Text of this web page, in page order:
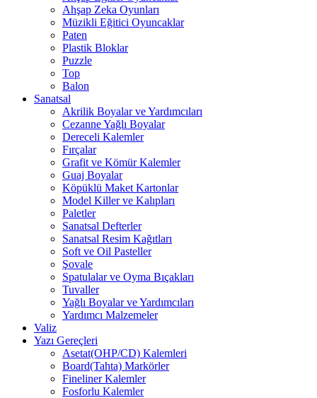
Ahşap Zeka Oyunları
Müzikli Eğitici Oyuncaklar
Paten
Plastik Bloklar
Puzzle
Top
Balon
Sanatsal
Akrilik Boyalar ve Yardımcıları
Cezanne Yağlı Boyalar
Dereceli Kalemler
Fırçalar
Grafit ve Kömür Kalemler
Guaj Boyalar
Köpüklü Maket Kartonlar
Model Killer ve Kalıpları
Paletler
Sanatsal Defterler
Sanatsal Resim Kağıtları
Soft ve Oil Pasteller
Şovale
Spatulalar ve Oyma Bıçakları
Tuvaller
Yağlı Boyalar ve Yardımcıları
Yardımcı Malzemeler
Valiz
Yazı Gereçleri
Asetat(OHP/CD) Kalemleri
Board(Tahta) Markörler
Fineliner Kalemler
Fosforlu Kalemler